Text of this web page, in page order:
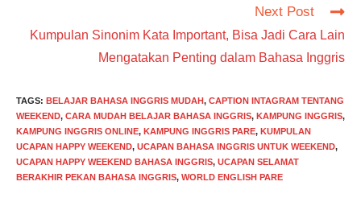
Next Post
Kumpulan Sinonim Kata Important, Bisa Jadi Cara Lain
Mengatakan Penting dalam Bahasa Inggris
TAGS: BELAJAR BAHASA INGGRIS MUDAH, CAPTION INTAGRAM TENTANG
WEEKEND, CARA MUDAH BELAJAR BAHASA INGGRIS, KAMPUNG INGGRIS,
KAMPUNG INGGRIS ONLINE, KAMPUNG INGGRIS PARE, KUMPULAN
UCAPAN HAPPY WEEKEND, UCAPAN BAHASA INGGRIS UNTUK WEEKEND,
UCAPAN HAPPY WEEKEND BAHASA INGGRIS, UCAPAN SELAMAT
BERAKHIR PEKAN BAHASA INGGRIS, WORLD ENGLISH PARE